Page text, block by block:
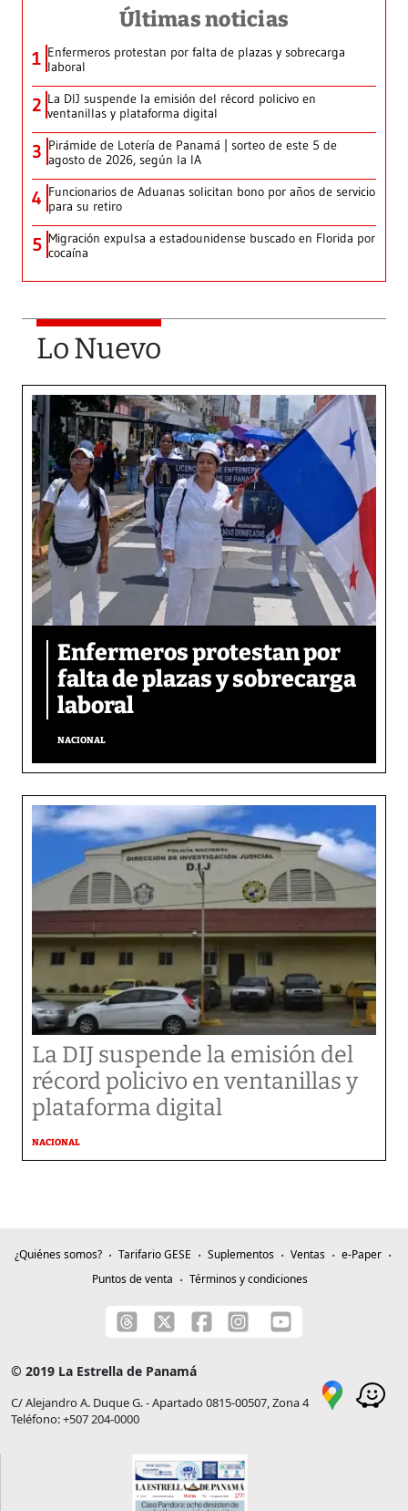
Últimas noticias
1 Enfermeros protestan por falta de plazas y sobrecarga
laboral
2 La DIJ suspende la emisión del récord policivo en
ventanillas y plataforma digital
3 Pirámide de Lotería de Panamá | sorteo de este 5 de
agosto de 2026, según la IA
4 Funcionarios de Aduanas solicitan bono por años de servicio
para su retiro
5 Migración expulsa a estadounidense buscado en Florida por
cocaína
Lo Nuevo
Enfermeros protestan por
falta de plazas y sobrecarga
laboral
NACIONAL
La DIJ suspende la emisión del
récord policivo en ventanillas y
plataforma digital
NACIONAL
¿Quiénes somos? Tarifario GESE Suplementos Ventas
e-Paper
Puntos de venta
Términos y condiciones
© 2019 La Estrella de Panamá
C/ Alejandro A. Duque G. - Apartado 0815-00507, Zona 4
Teléfono: +507 204-0000